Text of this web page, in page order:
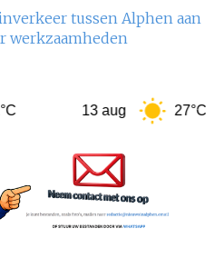
tussen Alphen aan
werkzaamheden
13 aug 27°C